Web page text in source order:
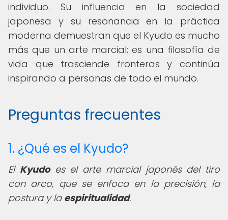
individuo. Su influencia en la sociedad
japonesa y su resonancia en la práctica
moderna demuestran que el Kyudo es mucho
más que un arte marcial; es una filosofía de
vida que trasciende fronteras y continúa
inspirando a personas de todo el mundo.
Preguntas frecuentes
1. ¿Qué es el Kyudo?
El Kyudoes el arte marcial japonés del tiro
con arco, que se enfoca en la precisión, la
postura y la espiritualidad.